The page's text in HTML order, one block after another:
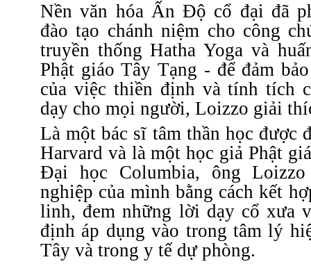
Nền văn hóa Ấn Độ cổ đại đã
đào tạo chánh niệm cho công
truyền thống Hatha Yoga và
Phật giáo Tây Tạng - để đảm
của việc thiền định và tính tích
dạy cho mọi người, Loizzo giải
Là một bác sĩ tâm thần học được
Harvard và là một học giả Phật
Đại học Columbia, ông
nghiệp của mình bằng cách kết
linh, đem những lời dạy cổ xưa
định áp dụng vào trong tâm lý
Tây và trong y tế dự phòng.